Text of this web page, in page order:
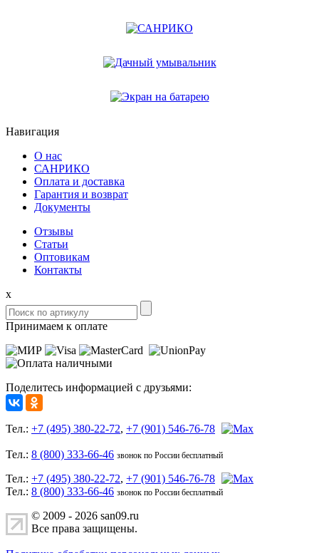
Навигация
О нас
САНРИКО
Оплата и доставка
Гарантия и возврат
Документы
Отзывы
Статьи
Оптовикам
Контакты
x
Принимаем к оплате
Поделитесь информацией с друзьями:
Тел.: +7 (495) 380-22-72, +7 (901) 546-76-78
Тел.: 8 (800) 333-66-46 звонок по России бесплатный
Тел.: +7 (495) 380-22-72, +7 (901) 546-76-78
Тел.: 8 (800) 333-66-46 звонок по России бесплатный
© 2009 - 2026 san09.ru
Все права защищены.